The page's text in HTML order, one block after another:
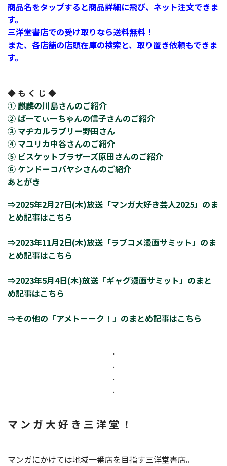
商品名をタップすると商品詳細に飛び、ネット注文できま
す。
三洋堂書店での受け取りなら送料無料！
また、各店舗の店頭在庫の検索と、取り置き依頼もできま
す。
◆ も く じ ◆
① 麒麟の川島さんのご紹介
② ぱーてぃーちゃんの信子さんのご紹介
③ マヂカルラブリー野田さん
④ マユリカ中谷さんのご紹介
⑤ ビスケットブラザーズ原田さんのご紹介
⑥ ケンドーコバヤシさんのご紹介
あとがき
⇒2025年2月27日(木)放送「マンガ大好き芸人2025」のま
とめ記事はこちら
⇒2023年11月2日(木)放送「ラブコメ漫画サミット」のま
とめ記事はこちら
⇒2023年5月4日(木)放送「ギャグ漫画サミット」のまと
め記事はこちら
⇒その他の「アメトーーク！」のまとめ記事はこちら
.
.
.
.
マ ン ガ 大 好 き 三 洋 堂 ！
マンガにかけては地域一番店を目指す三洋堂書店。